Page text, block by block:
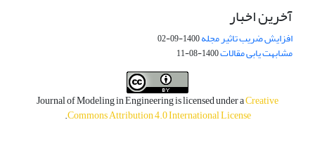
آخرین اخبار
افزایش ضریب تاثیر مجله1400-09-02
مشابهت یابی مقالات1400-08-11
Journal of Modeling in Engineering is licensed under aCreative
Commons Attribution 4.0 International License
.